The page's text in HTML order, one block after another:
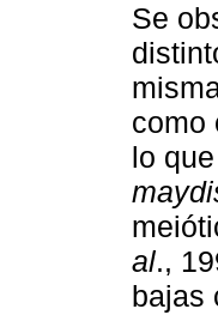
Se
como
lo
al.,
bajas